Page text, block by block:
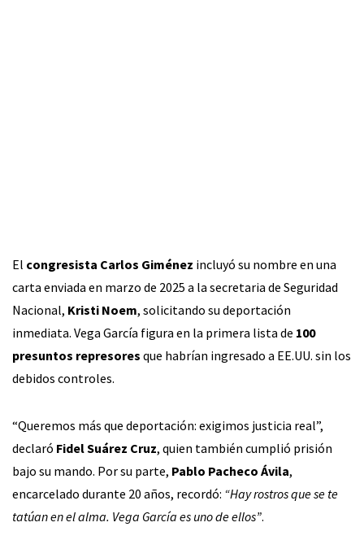
El congresista Carlos Giménez incluyó su nombre en una
carta enviada en marzo de 2025 a la secretaria de Seguridad
Nacional, Kristi Noem, solicitando su deportación
inmediata. Vega García figura en la primera lista de 100
presuntos represores que habrían ingresado a EE.UU. sin los
debidos controles.
“Queremos más que deportación: exigimos justicia real”,
declaró Fidel Suárez Cruz, quien también cumplió prisión
bajo su mando. Por su parte, Pablo Pacheco Ávila,
encarcelado durante 20 años, recordó: “Hay rostros que se te
tatúan en el alma. Vega García es uno de ellos”.